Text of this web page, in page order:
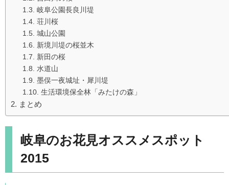
岐阜公園長良川堤
荘川桜
城山公園
新境川堤の桜並木
新田の桜
水道山
墨俣一夜城址・犀川堤
生活環境保全林「みたけの森」
まとめ
岐阜のお花見オススメスポット
2015